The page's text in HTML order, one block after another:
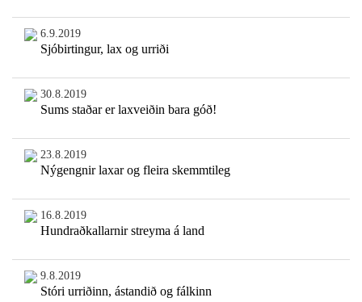
6.9.2019
Sjóbirtingur, lax og urriði
30.8.2019
Sums staðar er laxveiðin bara góð!
23.8.2019
Nýgengnir laxar og fleira skemmtileg
16.8.2019
Hundraðkallarnir streyma á land
9.8.2019
Stóri urriðinn, ástandið og fálkinn